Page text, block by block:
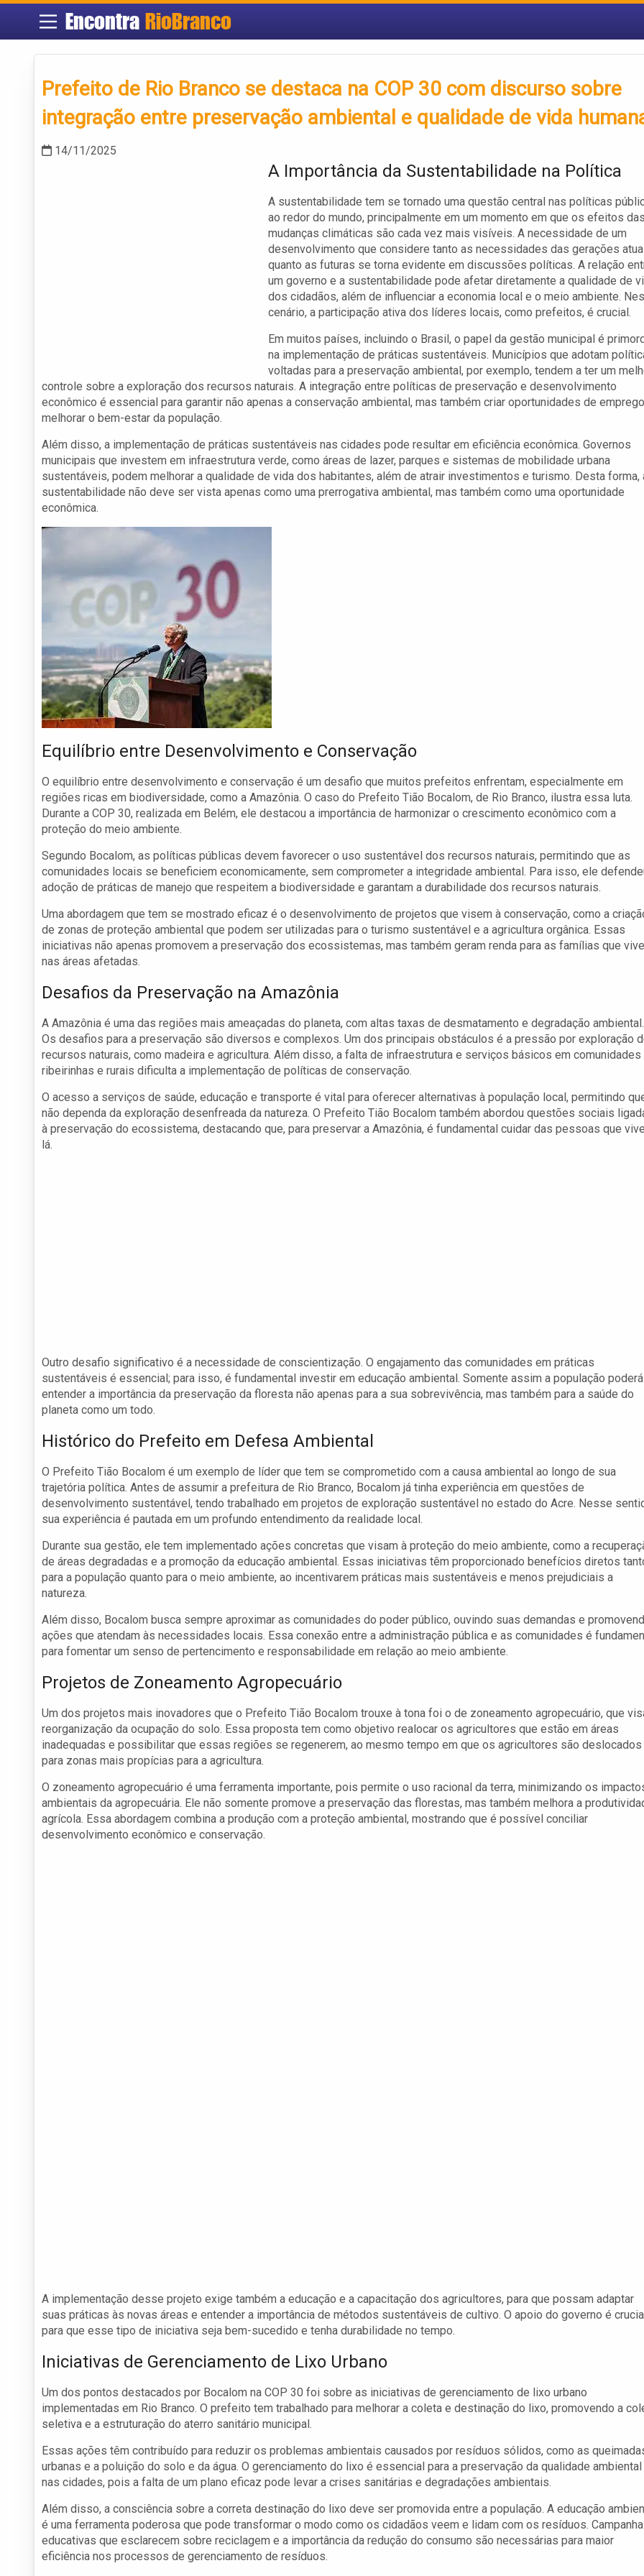
Encontra RioBranco
Prefeito de Rio Branco se destaca na COP 30 com discurso sobre
integração entre preservação ambiental e qualidade de vida
14/11/2025
A Importância da Sustentabilidade na Política
A sustentabilidade tem se tornado uma questão central nas políticas
ao redor do mundo, principalmente em um momento em que os efeitos das
mudanças climáticas são cada vez mais visíveis. A necessidade de um
desenvolvimento que considere tanto as necessidades das gerações
quanto as futuras se torna evidente em discussões políticas. A relação
um governo e a sustentabilidade pode afetar diretamente a qualidade de
dos cidadãos, além de influenciar a economia local e o meio ambiente.
cenário, a participação ativa dos líderes locais, como prefeitos, é crucial.
Em muitos países, incluindo o Brasil, o papel da gestão municipal é
na implementação de práticas sustentáveis. Municípios que adotam
voltadas para a preservação ambiental, por exemplo, tendem a ter um
controle sobre a exploração dos recursos naturais. A integração entre políticas de preservação e desenvolvimento
econômico é essencial para garantir não apenas a conservação ambiental, mas também criar oportunidades de
melhorar o bem-estar da população.
Além disso, a implementação de práticas sustentáveis nas cidades pode resultar em eficiência econômica. Governos
municipais que investem em infraestrutura verde, como áreas de lazer, parques e sistemas de mobilidade urbana
sustentáveis, podem melhorar a qualidade de vida dos habitantes, além de atrair investimentos e turismo. Desta forma,
sustentabilidade não deve ser vista apenas como uma prerrogativa ambiental, mas também como uma oportunidade
econômica.
Equilíbrio entre Desenvolvimento e Conservação
O equilíbrio entre desenvolvimento e conservação é um desafio que muitos prefeitos enfrentam, especialmente em
regiões ricas em biodiversidade, como a Amazônia. O caso do Prefeito Tião Bocalom, de Rio Branco, ilustra essa luta.
Durante a COP 30, realizada em Belém, ele destacou a importância de harmonizar o crescimento econômico com a
proteção do meio ambiente.
Segundo Bocalom, as políticas públicas devem favorecer o uso sustentável dos recursos naturais, permitindo que as
comunidades locais se beneficiem economicamente, sem comprometer a integridade ambiental. Para isso, ele
adoção de práticas de manejo que respeitem a biodiversidade e garantam a durabilidade dos recursos naturais.
Uma abordagem que tem se mostrado eficaz é o desenvolvimento de projetos que visem à conservação, como a
de zonas de proteção ambiental que podem ser utilizadas para o turismo sustentável e a agricultura orgânica. Essas
iniciativas não apenas promovem a preservação dos ecossistemas, mas também geram renda para as famílias que
nas áreas afetadas.
Desafios da Preservação na Amazônia
A Amazônia é uma das regiões mais ameaçadas do planeta, com altas taxas de desmatamento e degradação ambiental.
Os desafios para a preservação são diversos e complexos. Um dos principais obstáculos é a pressão por exploração
recursos naturais, como madeira e agricultura. Além disso, a falta de infraestrutura e serviços básicos em comunidades
ribeirinhas e rurais dificulta a implementação de políticas de conservação.
O acesso a serviços de saúde, educação e transporte é vital para oferecer alternativas à população local, permitindo
não dependa da exploração desenfreada da natureza. O Prefeito Tião Bocalom também abordou questões sociais
à preservação do ecossistema, destacando que, para preservar a Amazônia, é fundamental cuidar das pessoas que
lá.
Outro desafio significativo é a necessidade de conscientização. O engajamento das comunidades em práticas
sustentáveis é essencial; para isso, é fundamental investir em educação ambiental. Somente assim a população poderá
entender a importância da preservação da floresta não apenas para a sua sobrevivência, mas também para a saúde do
planeta como um todo.
Histórico do Prefeito em Defesa Ambiental
O Prefeito Tião Bocalom é um exemplo de líder que tem se comprometido com a causa ambiental ao longo de sua
trajetória política. Antes de assumir a prefeitura de Rio Branco, Bocalom já tinha experiência em questões de
desenvolvimento sustentável, tendo trabalhado em projetos de exploração sustentável no estado do Acre. Nesse
sua experiência é pautada em um profundo entendimento da realidade local.
Durante sua gestão, ele tem implementado ações concretas que visam à proteção do meio ambiente, como a
de áreas degradadas e a promoção da educação ambiental. Essas iniciativas têm proporcionado benefícios diretos
para a população quanto para o meio ambiente, ao incentivarem práticas mais sustentáveis e menos prejudiciais a
natureza.
Além disso, Bocalom busca sempre aproximar as comunidades do poder público, ouvindo suas demandas e
ações que atendam às necessidades locais. Essa conexão entre a administração pública e as comunidades é
para fomentar um senso de pertencimento e responsabilidade em relação ao meio ambiente.
Projetos de Zoneamento Agropecuário
Um dos projetos mais inovadores que o Prefeito Tião Bocalom trouxe à tona foi o de zoneamento agropecuário, que
reorganização da ocupação do solo. Essa proposta tem como objetivo realocar os agricultores que estão em áreas
inadequadas e possibilitar que essas regiões se regenerem, ao mesmo tempo em que os agricultores são deslocados
para zonas mais propícias para a agricultura.
O zoneamento agropecuário é uma ferramenta importante, pois permite o uso racional da terra, minimizando os
ambientais da agropecuária. Ele não somente promove a preservação das florestas, mas também melhora a
agrícola. Essa abordagem combina a produção com a proteção ambiental, mostrando que é possível conciliar
desenvolvimento econômico e conservação.
A implementação desse projeto exige também a educação e a capacitação dos agricultores, para que possam adaptar
suas práticas às novas áreas e entender a importância de métodos sustentáveis de cultivo. O apoio do governo é crucial
para que esse tipo de iniciativa seja bem-sucedido e tenha durabilidade no tempo.
Iniciativas de Gerenciamento de Lixo Urbano
Um dos pontos destacados por Bocalom na COP 30 foi sobre as iniciativas de gerenciamento de lixo urbano
implementadas em Rio Branco. O prefeito tem trabalhado para melhorar a coleta e destinação do lixo, promovendo a
seletiva e a estruturação do aterro sanitário municipal.
Essas ações têm contribuído para reduzir os problemas ambientais causados por resíduos sólidos, como as
urbanas e a poluição do solo e da água. O gerenciamento do lixo é essencial para a preservação da qualidade ambiental
nas cidades, pois a falta de um plano eficaz pode levar a crises sanitárias e degradações ambientais.
Além disso, a consciência sobre a correta destinação do lixo deve ser promovida entre a população. A educação
é uma ferramenta poderosa que pode transformar o modo como os cidadãos veem e lidam com os resíduos.
educativas que esclarecem sobre reciclagem e a importância da redução do consumo são necessárias para maior
eficiência nos processos de gerenciamento de resíduos.